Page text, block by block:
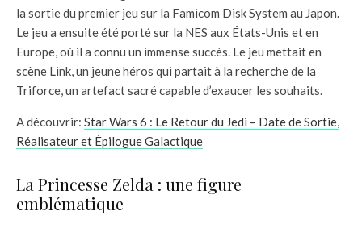
la sortie du premier jeu sur la Famicom Disk System au Japon.
Le jeu a ensuite été porté sur la NES aux États-Unis et en
Europe, où il a connu un immense succès. Le jeu mettait en
scène Link, un jeune héros qui partait à la recherche de la
Triforce, un artefact sacré capable d’exaucer les souhaits.
A découvrir: Star Wars 6 : Le Retour du Jedi – Date de Sortie,
Réalisateur et Épilogue Galactique
La Princesse Zelda : une figure
emblématique